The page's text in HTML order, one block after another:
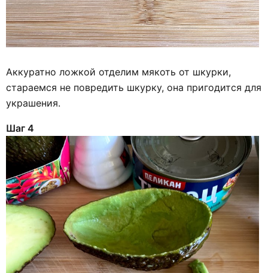
Аккуратно ложкой отделим мякоть от шкурки,
стараемся не повредить шкурку, она пригодится для
украшения.
Шаг 4